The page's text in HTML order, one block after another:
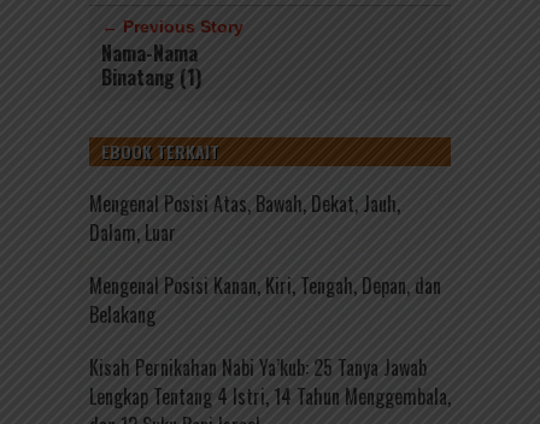
← Previous Story
Nama-Nama
Binatang (1)
EBOOK TERKAIT
Mengenal Posisi Atas, Bawah, Dekat, Jauh,
Dalam, Luar
Mengenal Posisi Kanan, Kiri, Tengah, Depan, dan
Belakang
Kisah Pernikahan Nabi Ya’kub: 25 Tanya Jawab
Lengkap Tentang 4 Istri, 14 Tahun Menggembala,